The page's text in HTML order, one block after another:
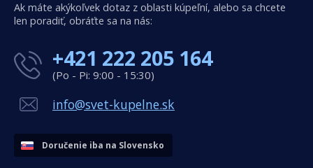
Ak máte akýkoľvek dotaz z oblasti kúpeľní, alebo sa chcete
len poradiť, obráťte sa na nás:
+421 222 205 164
(Po - Pi: 9:00 - 15:30)
info@svet-kupelne.sk
Doručenie iba na Slovensko